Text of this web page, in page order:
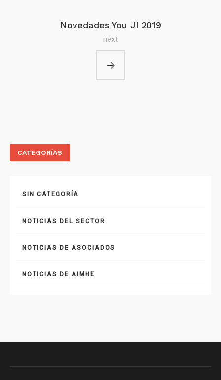
Novedades You JI 2019
next
CATEGORÍAS
SIN CATEGORÍA
NOTICIAS DEL SECTOR
NOTICIAS DE ASOCIADOS
NOTICIAS DE AIMHE